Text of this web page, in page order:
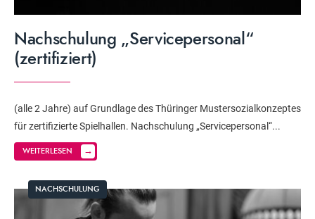
Nachschulung „Servicepersonal“
(zertifiziert)
(alle 2 Jahre) auf Grundlage des Thüringer Mustersozialkonzeptes
für zertifizierte Spielhallen. Nachschulung „Servicepersonal“...
WEITERLESEN →
NACHSCHULUNG